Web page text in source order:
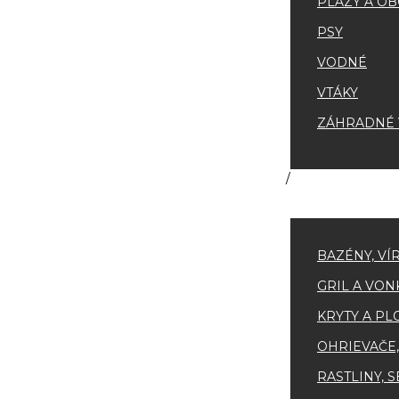
PSY
VODNÉ
VTÁKY
ZÁHRADNÉ
BAZÉNY,
GRIL A
KRYTY A
RASTLINY,